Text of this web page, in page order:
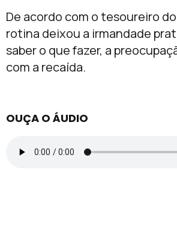
De acordo com o tesoureiro
rotina deixou a irmandade
saber o que fazer, a
com a recaída.
OUÇA O ÁUDIO